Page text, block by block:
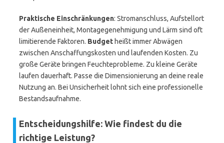
Praktische Einschränkungen: Stromanschluss, Aufstellort
der Außeneinheit, Montagegenehmigung und Lärm sind oft
limitierende Faktoren. Budget heißt immer Abwägen
zwischen Anschaffungskosten und laufenden Kosten. Zu
große Geräte bringen Feuchteprobleme. Zu kleine Geräte
laufen dauerhaft. Passe die Dimensionierung an deine reale
Nutzung an. Bei Unsicherheit lohnt sich eine professionelle
Bestandsaufnahme.
Entscheidungshilfe: Wie findest du die
richtige Leistung?